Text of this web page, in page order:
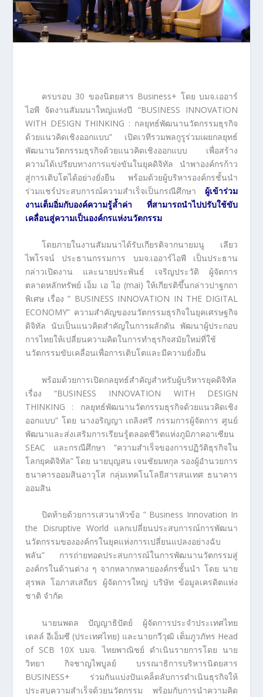
ครบรอบ 30 ของนิตยสาร Business+ โดย บมจ.เออาร์
ไอพี จัดงานสัมมนาใหญ่แห่งปี “BUSINESS INNOVATION
WITH DESIGN THINKING : กลยุทธ์พัฒนานวัตกรรมธุรกิจ
ด้วยแนวคิดเชิงออกแบบ” เปิดเวทีรวมพลกูรูร่วมเผยกลยุทธ์
พัฒนานวัตกรรมธุรกิจด้วยแนวคิดเชิงออกแบบ เพื่อสร้าง
ความได้เปรียบทางการแข่งขันในยุคดิจิทัล นำพาองค์กรก้าว
สู่การเติบโตได้อย่างยั่งยืน พร้อมด้วยผู้บริหารองค์กรชั้นนำ
ร่วมแชร์ประสบการณ์ความสำเร็จเป็นกรณีศึกษา ผู้เข้าร่วม
งานเต็มอิ่มกับองค์ความรู้ล้ำค่า ที่สามารถนำไปปรับใช้ขับ
เคลื่อนสู่ความเป็นองค์กรแห่งนวัตกรรม
โดยภายในงานสัมมนาได้รับเกียรติจากนายมนู เลียว
ไพโรจน์ ประธานกรรมการ บมจ.เออาร์ไอพี เป็นประธาน
กล่าวเปิดงาน และนายประพันธ์ เจริญประวัติ ผู้จัดการ
ตลาดหลักทรัพย์ เอ็ม เอ ไอ (mai) ให้เกียรติขึ้นกล่าวปาฐกถา
พิเศษ เรื่อง ” BUSINESS INNOVATION IN THE DIGITAL
ECONOMY” ความสำคัญของนวัตกรรมธุรกิจในยุคเศรษฐกิจ
ดิจิทัล นับเป็นแนวคิดสำคัญในการผลักดัน พัฒนาผู้ประกอบ
การไทยให้เปลี่ยนความคิดในการทำธุรกิจสมัยใหม่ที่ใช้
นวัตกรรมขับเคลื่อนเพื่อการเติบโตและมีความยั่งยืน
พร้อมด้วยการเปิดกลยุทธ์สำคัญสำหรับผู้บริหารยุคดิจิทัล
เรื่อง “BUSINESS INNOVATION WITH DESIGN
THINKING : กลยุทธ์พัฒนานวัตกรรมธุรกิจด้วยแนวคิดเชิง
ออกแบบ” โดย นางอริญญา เถลิงศรี กรรมการผู้จัดการ ศูนย์
พัฒนาและส่งเสริมการเรียนรู้ตลอดชีวิตแห่งภูมิภาคอาเซียน
SEAC และกรณีศึกษา “ความสำเร็จของการปฏิวัติธุรกิจใน
โลกยุคดิจิทัล” โดย นายบุญสน เจนชัยมหกุล รองผู้อำนวยการ
ธนาคารออมสินอาวุโส กลุ่มเทคโนโลยีสารสนเทศ ธนาคาร
ออมสิน
ปิดท้ายด้วยการเสวนาหัวข้อ ” Business Innovation In
the Disruptive World แลกเปลี่ยนประสบการณ์การพัฒนา
นวัตกรรมขององค์กรในยุคแห่งการเปลี่ยนแปลงอย่างฉับ
พลัน” การถ่ายทอดประสบการณ์ในการพัฒนานวัตกรรมสู่
องค์กรในด้านต่าง ๆ จากหลากหลายองค์กรชั้นนำ โดย นาย
สุรพล โอภาสเสถียร ผู้จัดการใหญ่ บริษัท ข้อมูลเครดิตแห่ง
ชาติ จำกัด
นายนพดล ปัญญาธิปัตย์ ผู้จัดการประจำประเทศไทย
เดลล์ อีเอ็มซี (ประเทศไทย) และนายกวีวุฒิ เต็มภูวภัทร Head
of SCB 10X บมจ. ไทยพาณิชย์ ดำเนินรายการโดย นาย
วิทยา กิจชาญไพบูลย์ บรรณาธิการบริหารนิตยสาร
BUSINESS+ ร่วมกันแบ่งปันเคล็ดลับการดำเนินธุรกิจให้
ประสบความสำเร็จด้วยนวัตกรรม พร้อมกับการนำความคิด